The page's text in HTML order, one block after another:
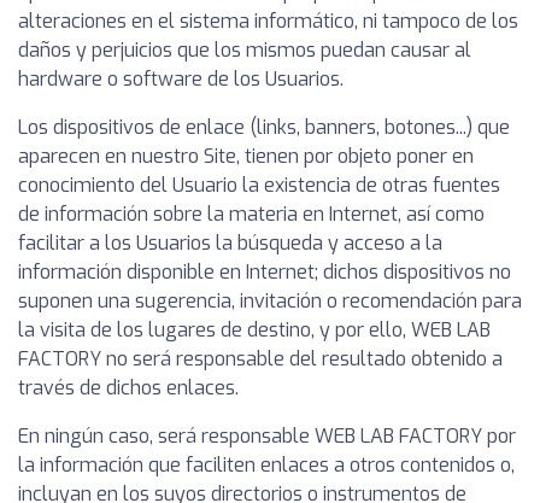
alteraciones en el sistema informático, ni tampoco de los
daños y perjuicios que los mismos puedan causar al
hardware o software de los Usuarios.
Los dispositivos de enlace (links, banners, botones...) que
aparecen en nuestro Site, tienen por objeto poner en
conocimiento del Usuario la existencia de otras fuentes
de información sobre la materia en Internet, así como
facilitar a los Usuarios la búsqueda y acceso a la
información disponible en Internet; dichos dispositivos no
suponen una sugerencia, invitación o recomendación para
la visita de los lugares de destino, y por ello, WEB LAB
FACTORY no será responsable del resultado obtenido a
través de dichos enlaces.
En ningún caso, será responsable WEB LAB FACTORY por
la información que faciliten enlaces a otros contenidos o,
incluyan en los suyos directorios o instrumentos de